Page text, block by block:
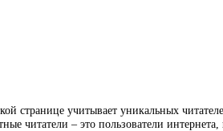
странице учитывает уникальных
читатели – это пользователи